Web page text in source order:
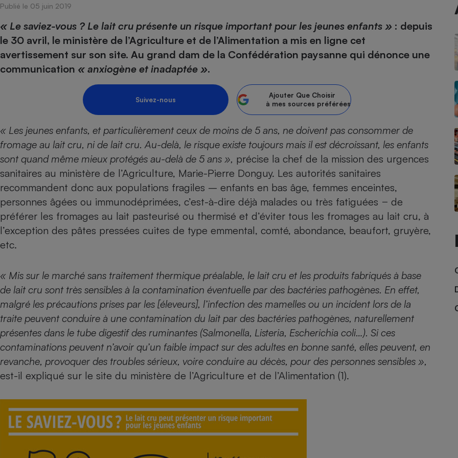
Publié le 05 juin 2019
« Le saviez-vous ? Le lait cru présente un risque important pour les jeunes enfants » : depuis
le 30 avril, le ministère de l’Agriculture et de l’Alimentation a mis en ligne cet
avertissement sur son site. Au grand dam de la Confédération paysanne qui dénonce une
communication « anxiogène et inadaptée ».
Suivez-nous
Ajouter Que Choisir
à mes sources préférées
« Les jeunes enfants, et particulièrement ceux de moins de 5 ans, ne doivent pas consommer de
fromage au lait cru, ni de lait cru. Au-delà, le risque existe toujours mais il est décroissant, les enfants
sont quand même mieux protégés au-delà de 5 ans », précise la chef de la mission des urgences
sanitaires au ministère de l’Agriculture, Marie-Pierre Donguy. Les autorités sanitaires
recommandent donc aux populations fragiles – enfants en bas âge, femmes enceintes,
personnes âgées ou immunodéprimées, c’est-à-dire déjà malades ou très fatiguées − de
préférer les fromages au lait pasteurisé ou thermisé et d’éviter tous les fromages au lait cru, à
l’exception des pâtes pressées cuites de type emmental, comté, abondance, beaufort, gruyère,
etc.
« Mis sur le marché sans traitement thermique préalable, le lait cru et les produits fabriqués à base
de lait cru sont très sensibles à la contamination éventuelle par des bactéries pathogènes. En effet,
malgré les précautions prises par les [éleveurs], l’infection des mamelles ou un incident lors de la
traite peuvent conduire à une contamination du lait par des bactéries pathogènes, naturellement
présentes dans le tube digestif des ruminantes (Salmonella, Listeria, Escherichia coli…). Si ces
contaminations peuvent n’avoir qu’un faible impact sur des adultes en bonne santé, elles peuvent, en
revanche, provoquer des troubles sérieux, voire conduire au décès, pour des personnes sensibles »,
est-il expliqué sur le site du ministère de l’Agriculture et de l’Alimentation (1).
Complément
alimentaire
Foie gras
Champagne - Comment choisir une
bouteille de champagne
Assurance emprunteur
Banque en ligne
Gros électroménager
Petit électroménager - Ustensile
Lave-linge Lave-vaisselle
Plaque de cuisson à
induction
Four encastrable
Téléphonie
Téléviseur Ordinateur portable
Smartphone
numérique
Antivirus
Matelas Poêle à granulés
Radiateur électrique Électricité - Gaz
Climatiseur -
Ventilateur
Lessive
Mutuelle
Antimoustique Crème solaire